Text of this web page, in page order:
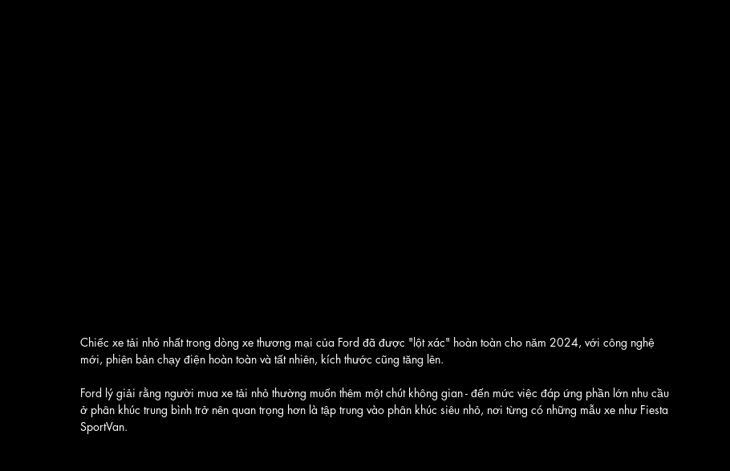
Chiếc xe tải nhỏ nhất trong dòng xe thương mại của Ford đã được "lột xác" hoàn toàn cho năm 2024, với công nghệ
mới, phiên bản chạy điện hoàn toàn và tất nhiên, kích thước cũng tăng lên.
Ford lý giải rằng người mua xe tải nhỏ thường muốn thêm một chút không gian - đến mức việc đáp ứng phần lớn nhu cầu
ở phân khúc trung bình trở nên quan trọng hơn là tập trung vào phân khúc siêu nhỏ, nơi từng có những mẫu xe như Fiesta
SportVan.